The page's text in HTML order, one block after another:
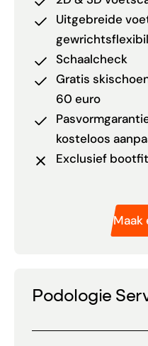
Uitgebreide
Schaalcheck
Gratis
60 euro
kosteloos
Exclusief
Maak
Podologie